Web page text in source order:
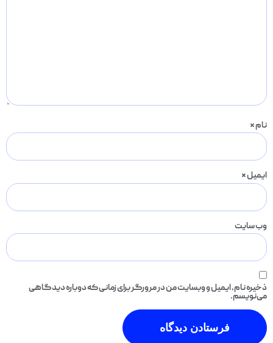
نام*
ایمیل*
وب‌ سایت
ذخیره نام، ایمیل و وبسایت من در مرورگر برای زمانی که دوباره دیدگاهی
می‌نویسم.